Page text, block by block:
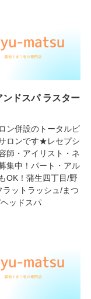
ンドスパ ラスター
ン併設のトータルビ
ロンです★レセプシ
師・アイリスト・ネ
集中！パート・アル
OK！蒲生四丁目/野
ラットラッシュ/まつ
ッドスパ